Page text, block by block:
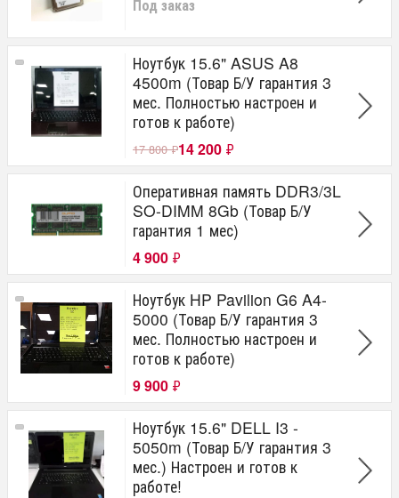
Под заказ
Ноутбук 15.6" ASUS A8
4500m (Товар Б/У гарантия 3
мес. Полностью настроен и
готов к работе)
17 800₽14 200 ₽
Оперативная память DDR3/3L
SO-DIMM 8Gb (Товар Б/У
гарантия 1 мес)
4 900 ₽
Ноутбук HP Pavilion G6 A4-
5000 (Товар Б/У гарантия 3
мес. Полностью настроен и
готов к работе)
9 900 ₽
Ноутбук 15.6" DELL I3 -
5050m (Товар Б/У гарантия 3
мес.) Настроен и готов к
работе!